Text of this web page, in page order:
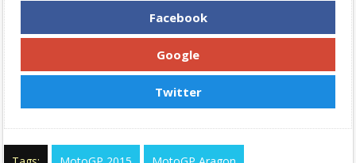
Facebook
Google
Twitter